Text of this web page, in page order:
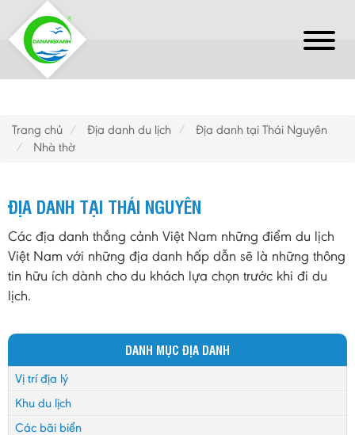
Trang chủ Địa danh du lịch
Địa danh tại Thái Nguyên
Nhà thờ
ĐỊA DANH TẠI THÁI NGUYÊN
Các địa danh thắng cảnh Việt Nam những điểm du lịch
Việt Nam với những địa danh hấp dẫn sẽ là những thông
tin hữu ích dành cho du khách lựa chọn trước khi đi du
lịch.
DANH MỤC ĐỊA DANH
Vị trí địa lý
Khu du lịch
Các bãi biển